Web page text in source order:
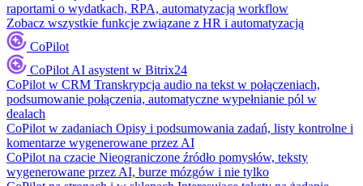
raportami o wydatkach, RPA, automatyzacją workflow
Zobacz wszystkie funkcje związane z HR i automatyzacją
CoPilot
CoPilot AI asystent w Bitrix24
CoPilot w CRM Transkrypcja audio na tekst w połączeniach,
podsumowanie połączenia, automatyczne wypełnianie pól w
dealach
CoPilot w zadaniach Opisy i podsumowania zadań, listy kontrolne i
komentarze wygenerowane przez AI
CoPilot na czacie Nieograniczone źródło pomysłów, teksty
wygenerowane przez AI, burze mózgów i nie tylko